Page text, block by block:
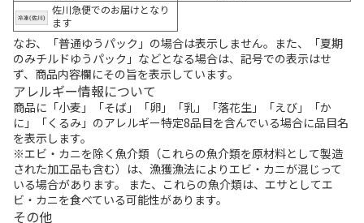
佐川急便でのお届けとなり
ます
なお、「普通ゆうパック」の場合は表示しません。また、「夏期
のみチルドゆうパック」などとなる場合は、記号での表示はせ
ず、商品内容欄にその旨を表示しています。
アレルギー情報について
商品に「小麦」「そば」「卵」「乳」「落花生」「えび」「か
に」「くるみ」のアレルギー特定8品目を含んでいる場合に品目名
を表示します。
※エビ・カニを除く魚介類（これらの魚介類を原材料として製造
された加工品も含む）は、漁獲漁法によりエビ・カニが混じって
いる場合があります。 また、これらの魚介類は、エサとしてエ
ビ・カニを食べている可能性があります。
その他